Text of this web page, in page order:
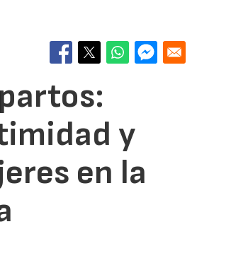
y
en la